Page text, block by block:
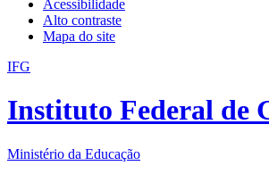
Acessibilidade
Alto contraste
Mapa do site
IFG
Instituto Federal de
Ministério da Educação